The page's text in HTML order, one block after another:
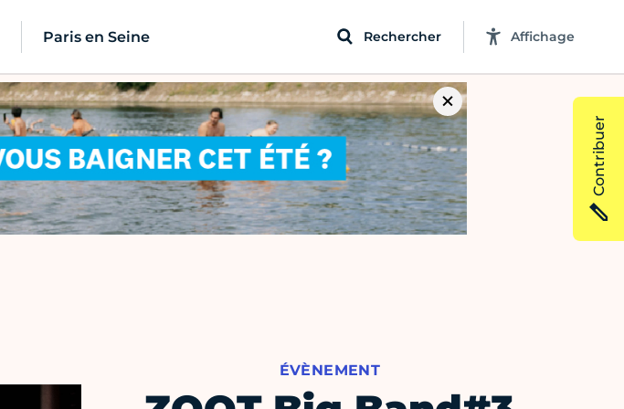
Paris en Seine Rechercher Affichage
ÉVÈNEMENT
Contribuer